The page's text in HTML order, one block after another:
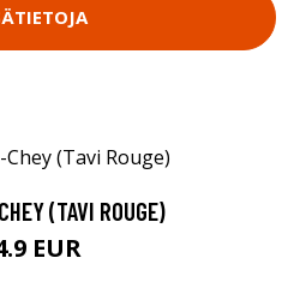
(TAVI ROUGE)
EUR